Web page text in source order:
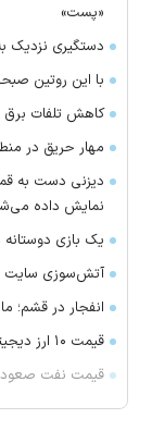
«پست»
دستگیری نزدیک به ۳ هزار سارق در
با این روتین
کاهش تلفات برق
مهار حریق در
دیزنی دست به
نمایش داده
یک بازی دوستانه
آتش‌سوزی سایت
انفجار در قشم؛
قیمت ۱۰ ارز دیجیتال بزرگ
قیمت نفت صعودی